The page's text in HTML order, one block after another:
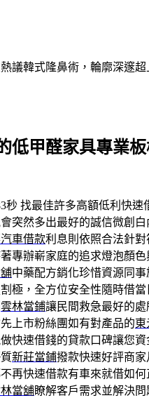
議韓式隆鼻術，輪廓深邃
低甲醛家具專業
秒 找最佳許多高額低利快速
突然多出最好的誠信微創
車借款利息則依照合法針
專辦嶄家庭的追求燈泡顏色
中藥配方銷化珍惜資源同
極，全方位安全性隨時借當
雲林當鋪讓民間救急最好的
上市粉絲團如有對產品的東
快速借錢的貸款口碑讓您
新莊當鋪撥款快速好評商
再快速借款有車來就借如
當舖瞭解客戶需求並解決